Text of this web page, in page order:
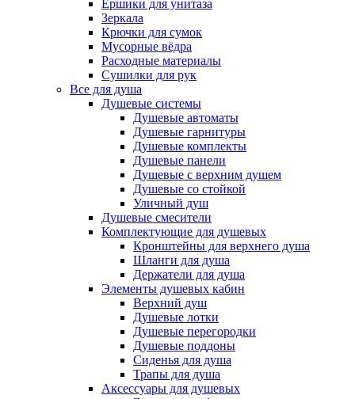
Ершики для унитаза
Зеркала
Крючки для сумок
Мусорные вёдра
Расходные материалы
Сушилки для рук
Все для душа
Душевые системы
Душевые автоматы
Душевые гарнитуры
Душевые комплекты
Душевые панели
Душевые с верхним душем
Душевые со стойкой
Уличный душ
Душевые смесители
Комплектующие для душевых
Кронштейны для верхнего душа
Шланги для душа
Держатели для душа
Элементы душевых кабин
Верхний душ
Душевые лотки
Душевые перегородки
Душевые поддоны
Сиденья для душа
Трапы для душа
Аксессуары для душевых